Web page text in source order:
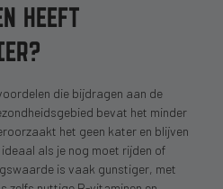
HEEFT
die bijdragen aan de
bevat het minder
het geen kater en blijven
als je nog moet rijden of
is vaak gunstiger, met